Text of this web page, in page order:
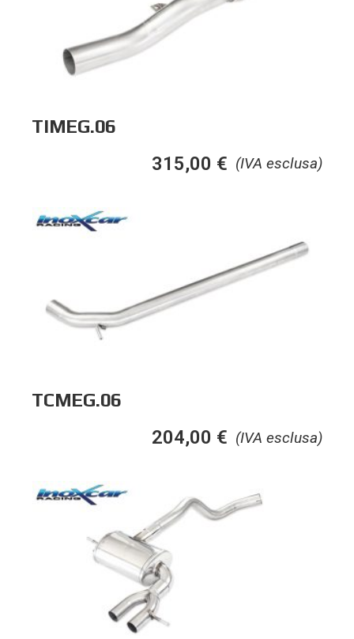
TIMEG.06
(IVA esclusa)
315,00 €
TCMEG.06
(IVA esclusa)
204,00 €